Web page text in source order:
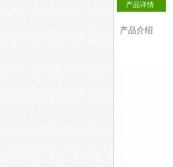
产品详情
产品介绍